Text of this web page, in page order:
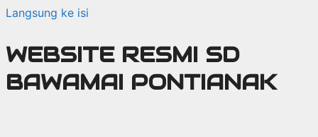
Langsung ke isi
WEBSITE RESMI SD
BAWAMAI PONTIANAK